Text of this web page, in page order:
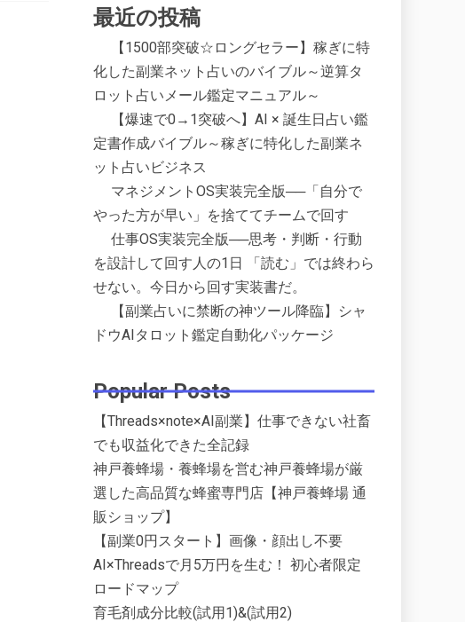
最近の投稿
【1500部突破☆ロングセラー】稼ぎに特
化した副業ネット占いのバイブル～逆算タ
ロット占いメール鑑定マニュアル～
【爆速で0→1突破へ】AI × 誕生日占い鑑
定書作成バイブル～稼ぎに特化した副業ネ
ット占いビジネス
マネジメントOS実装完全版──「自分で
やった方が早い」を捨ててチームで回す
仕事OS実装完全版──思考・判断・行動
を設計して回す人の1日 「読む」では終わら
せない。今日から回す実装書だ。
【副業占いに禁断の神ツール降臨】シャ
ドウAIタロット鑑定自動化パッケージ
Popular Posts
【Threads×note×AI副業】仕事できない社畜
でも収益化できた全記録
神戸養蜂場・養蜂場を営む神戸養蜂場が厳
選した高品質な蜂蜜専門店【神戸養蜂場 通
販ショップ】
【副業0円スタート】画像・顔出し不要
AI×Threadsで月5万円を生む！ 初心者限定
ロードマップ
育毛剤成分比較(試用1)&(試用2)